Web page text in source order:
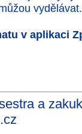
v aplikaci
a